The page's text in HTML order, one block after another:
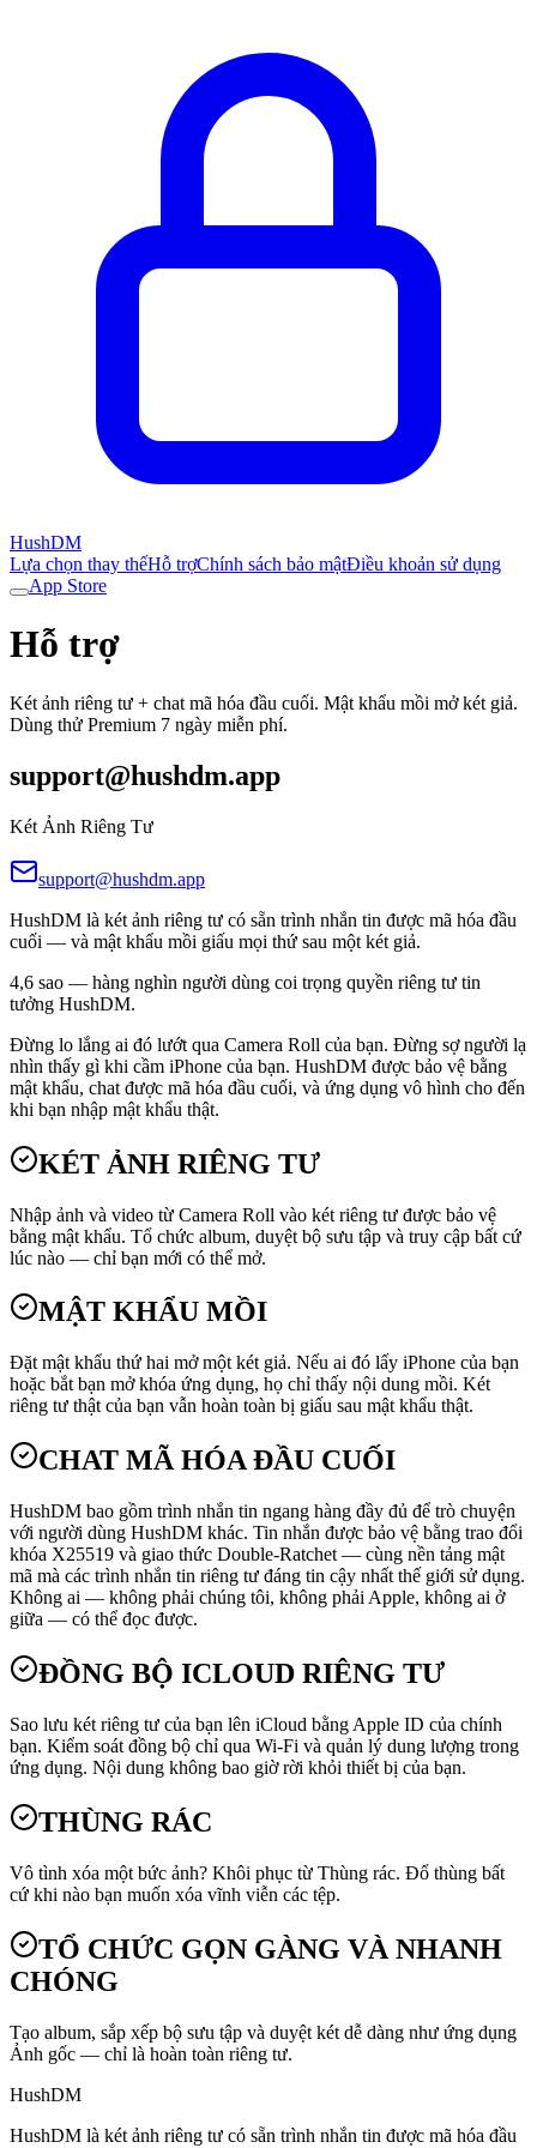
HushDM
Lựa chọn thay thếHỗ trợChính sách bảo mậtĐiều khoản sử dụng
App Store
Hỗ trợ
Két ảnh riêng tư + chat mã hóa đầu cuối. Mật khẩu mồi mở két giả.
Dùng thử Premium 7 ngày miễn phí.
support@hushdm.app
Két Ảnh Riêng Tư
support@hushdm.app
HushDM là két ảnh riêng tư có sẵn trình nhắn tin được mã hóa đầu
cuối — và mật khẩu mồi giấu mọi thứ sau một két giả.
4,6 sao — hàng nghìn người dùng coi trọng quyền riêng tư tin
tưởng HushDM.
Đừng lo lắng ai đó lướt qua Camera Roll của bạn. Đừng sợ người lạ
nhìn thấy gì khi cầm iPhone của bạn. HushDM được bảo vệ bằng
mật khẩu, chat được mã hóa đầu cuối, và ứng dụng vô hình cho đến
khi bạn nhập mật khẩu thật.
KÉT ẢNH RIÊNG TƯ
Nhập ảnh và video từ Camera Roll vào két riêng tư được bảo vệ
bằng mật khẩu. Tổ chức album, duyệt bộ sưu tập và truy cập bất cứ
lúc nào — chỉ bạn mới có thể mở.
MẬT KHẨU MỒI
Đặt mật khẩu thứ hai mở một két giả. Nếu ai đó lấy iPhone của bạn
hoặc bắt bạn mở khóa ứng dụng, họ chỉ thấy nội dung mồi. Két
riêng tư thật của bạn vẫn hoàn toàn bị giấu sau mật khẩu thật.
CHAT MÃ HÓA ĐẦU CUỐI
HushDM bao gồm trình nhắn tin ngang hàng đầy đủ để trò chuyện
với người dùng HushDM khác. Tin nhắn được bảo vệ bằng trao đổi
khóa X25519 và giao thức Double-Ratchet — cùng nền tảng mật
mã mà các trình nhắn tin riêng tư đáng tin cậy nhất thế giới sử dụng.
Không ai — không phải chúng tôi, không phải Apple, không ai ở
giữa — có thể đọc được.
ĐỒNG BỘ ICLOUD RIÊNG TƯ
Sao lưu két riêng tư của bạn lên iCloud bằng Apple ID của chính
bạn. Kiểm soát đồng bộ chỉ qua Wi-Fi và quản lý dung lượng trong
ứng dụng. Nội dung không bao giờ rời khỏi thiết bị của bạn.
THÙNG RÁC
Vô tình xóa một bức ảnh? Khôi phục từ Thùng rác. Đổ thùng bất
cứ khi nào bạn muốn xóa vĩnh viễn các tệp.
TỔ CHỨC GỌN GÀNG VÀ NHANH
CHÓNG
Tạo album, sắp xếp bộ sưu tập và duyệt két dễ dàng như ứng dụng
Ảnh gốc — chỉ là hoàn toàn riêng tư.
HushDM
HushDM là két ảnh riêng tư có sẵn trình nhắn tin được mã hóa đầu